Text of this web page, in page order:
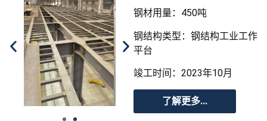
钢材用量：450吨
钢结构类型：钢结构工业工作
平台
竣工时间：2023年10月
了解更多...